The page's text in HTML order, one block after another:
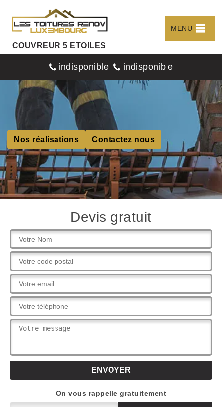
COUVREUR 5 ETOILES
MENU
indisponible indisponible
Nos réalisations Contactez nous
Devis gratuit
On vous rappelle gratuitement